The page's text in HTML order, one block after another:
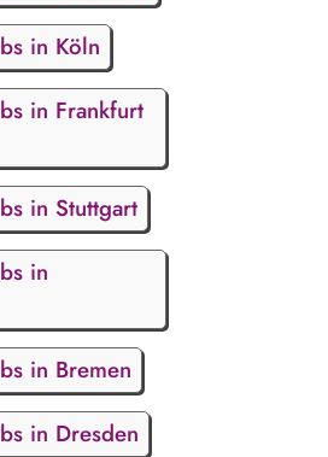
in Köln
in Frankfurt
in Stuttgart
in
in Bremen
in Dresden